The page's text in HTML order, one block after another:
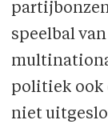
speelbal
politiek ook
niet